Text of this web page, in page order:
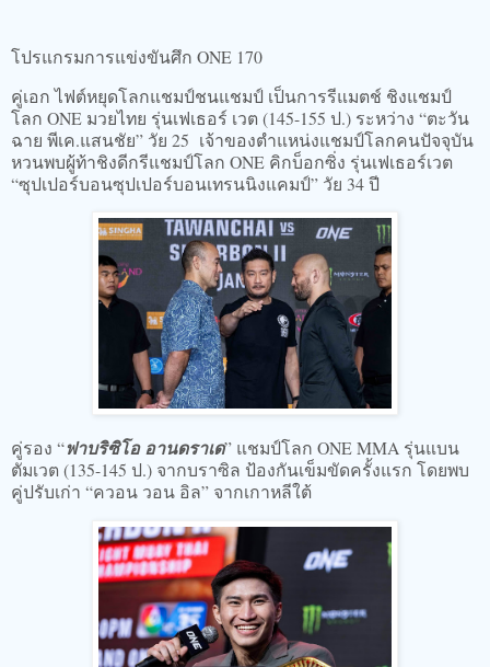
โปรแกรมการแข่งขันศึก ONE 170
คู่เอก ไฟต์หยุดโลกแชมป์ชนแชมป์ เป็นการรีแมตช์ ชิงแชมป์
โลก ONE มวยไทย รุ่นเฟเธอร์ เวต (145-155 ป.) ระหว่าง “ตะวัน
ฉาย พีเค.แสนชัย” วัย 25 เจ้าของตำแหน่งแชมป์โลกคนปัจจุบัน
หวนพบผู้ท้าชิงดีกรีแชมป์โลก ONE คิกบ็อกซิ่ง รุ่นเฟเธอร์เวต
“ซุปเปอร์บอนซุปเปอร์บอนเทรนนิงแคมป์” วัย 34 ปี
คู่รอง “ฟาบริซิโอ อานดราเด” แชมป์โลก ONE MMA รุ่นแบน
ตัมเวต (135-145 ป.) จากบราซิล ป้องกันเข็มขัดครั้งแรก โดยพบ
คู่ปรับเก่า “ควอน วอน อิล” จากเกาหลีใต้